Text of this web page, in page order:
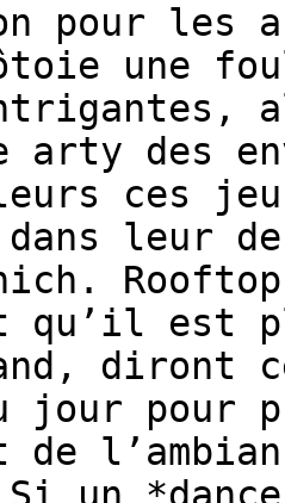
pour les
une
arty des
ces
leur
qu’il est
jour pour
de